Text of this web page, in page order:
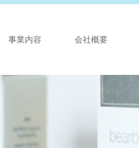
事業内容 会社概要